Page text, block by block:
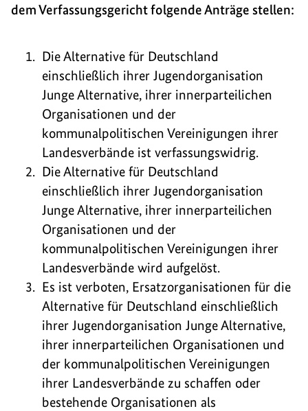
dem Verfassungsgericht folgende Anträge stellen:
Die Alternative für Deutschland
einschließlich ihrer Jugendorganisation
Junge Alternative, ihrer innerparteilichen
Organisationen und der
kommunalpolitischen Vereinigungen ihrer
Landesverbände ist verfassungswidrig.
Die Alternative für Deutschland
einschließlich ihrer Jugendorganisation
Junge Alternative, ihrer innerparteilichen
Organisationen und der
kommunalpolitischen Vereinigungen ihrer
Landesverbände wird aufgelöst.
Es ist verboten, Ersatzorganisationen für die
Alternative für Deutschland einschließlich
ihrer Jugendorganisation Junge Alternative,
ihrer innerparteilichen Organisationen und
der kommunalpolitischen Vereinigungen
ihrer Landesverbände zu schaffen oder
bestehende Organisationen als